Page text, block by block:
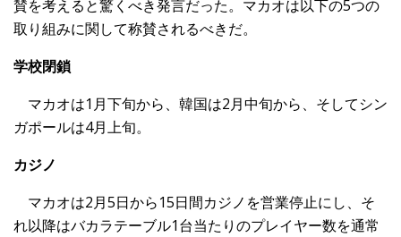
賛を考えると驚くべき発言だった。マカオは以下の5つの
取り組みに関して称賛されるべきだ。
学校閉鎖
マカオは1月下旬から、韓国は2月中旬から、そしてシン
ガポールは4月上旬。
カジノ
マカオは2月5日から15日間カジノを営業停止にし、そ
れ以降はバカラテーブル1台当たりのプレイヤー数を通常